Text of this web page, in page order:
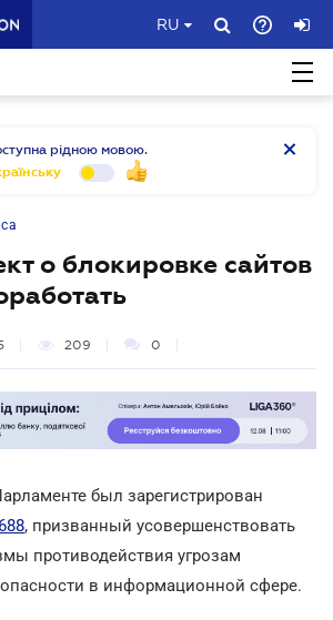
RU
рідною мовою.
о блокировке сайтов
209 0
был зарегистрирован
, призванный усовершенствовать
противодействия угрозам
в информационной сфере.